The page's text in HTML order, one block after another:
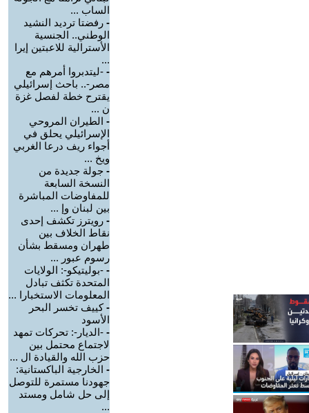
الساب ...
- رفضتا ترديد النشيد
الوطني.. الجنسية
الأسترالية للاعبتين إيرا
...
- -ليتدبروا أمرهم مع
مصر-.. باحث إسرائيلي
يقترح خطة لفصل غزة
ن ...
- الطيران المروحي
الإسرائيلي يحلق في
أجواء ريف درعا الغربي
ويخ ...
- جولة جديدة من
النسخة السابعة
للمفاوضات المباشرة
بين لبنان وإ ...
- رويترز تكشف إحدى
نقاط الخلاف بين
طهران ومسقط بشأن
رسوم عبور ...
- -بوليتيكو-: الولايات
المتحدة تكثف تبادل
المعلومات الاستخبارا ...
-كييف تخسر البحر
الأسود
- -الديار-: تحركات تمهد
لاجتماع محتمل بين
حزب الله والقيادة ال ...
- الخارجية الباكستانية:
جهودنا مستمرة للتوصل
إلى حل شامل ومستد
...